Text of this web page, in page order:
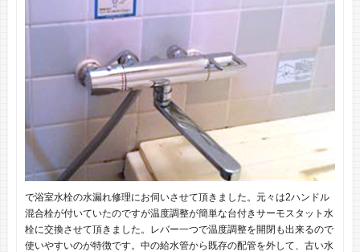
で浴室水栓の水漏れ修理にお伺いさせて頂きました。元々は2ハンドル
混合栓が付いていたのですが温度調整が簡単な台付きサーモスタット水
栓に交換させて頂きました。レバー一つで温度調整を開閉も出来るので
使いやすいのが特徴です。中の給水管から既存の配管を外して、古い水